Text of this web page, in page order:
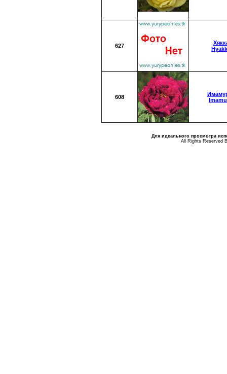
627
608
Для идеального просмотра
All Rights Reserved